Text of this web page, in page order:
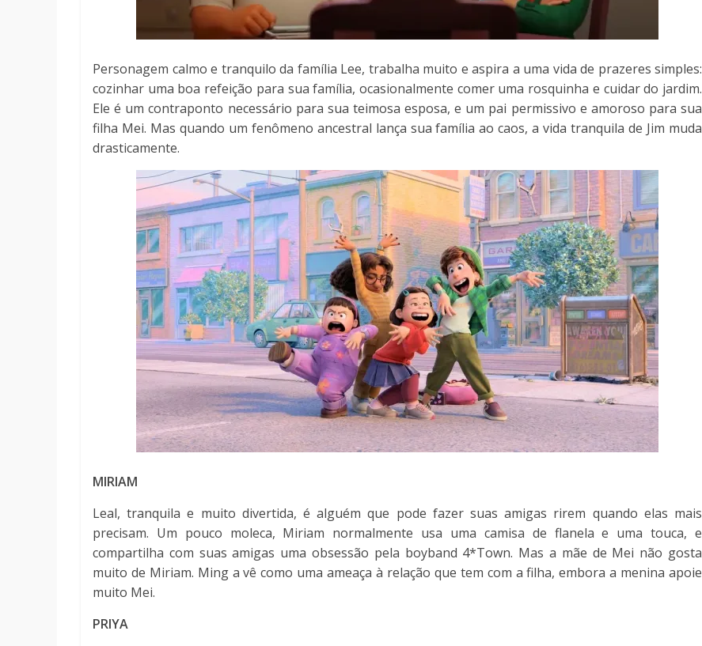
Personagem calmo e tranquilo da família Lee, trabalha muito e aspira a uma vida de prazeres simples:
cozinhar uma boa refeição para sua família, ocasionalmente comer uma rosquinha e cuidar do jardim.
Ele é um contraponto necessário para sua teimosa esposa, e um pai permissivo e amoroso para sua
filha Mei. Mas quando um fenômeno ancestral lança sua família ao caos, a vida tranquila de Jim muda
drasticamente.
MIRIAM
Leal, tranquila e muito divertida, é alguém que pode fazer suas amigas rirem quando elas mais
precisam. Um pouco moleca, Miriam normalmente usa uma camisa de flanela e uma touca, e
compartilha com suas amigas uma obsessão pela boyband 4*Town. Mas a mãe de Mei não gosta
muito de Miriam. Ming a vê como uma ameaça à relação que tem com a filha, embora a menina apoie
muito Mei.
PRIYA